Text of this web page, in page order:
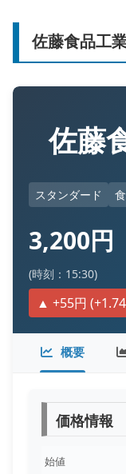
佐藤食品工
佐藤
スタンダード
3,200円
(時刻：15:30)
▲ +55円
概要
価格情報
始値